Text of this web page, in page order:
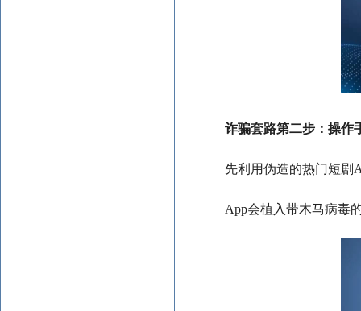
诈骗套路第二步：操作
先利用伪造的热门短剧
App会植入带木马病毒